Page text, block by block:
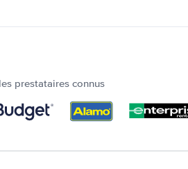
prestataires connus